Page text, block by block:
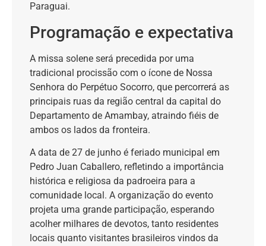
Paraguai.
Programação e expectativa
A missa solene será precedida por uma
tradicional procissão com o ícone de Nossa
Senhora do Perpétuo Socorro, que percorrerá as
principais ruas da região central da capital do
Departamento de Amambay, atraindo fiéis de
ambos os lados da fronteira.
A data de 27 de junho é feriado municipal em
Pedro Juan Caballero, refletindo a importância
histórica e religiosa da padroeira para a
comunidade local. A organização do evento
projeta uma grande participação, esperando
acolher milhares de devotos, tanto residentes
locais quanto visitantes brasileiros vindos da